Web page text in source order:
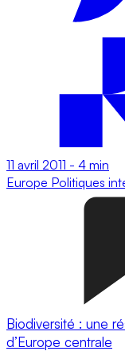
11 avril 2011 - 4 min
Europe Politiques
Biodiversité : une
d’Europe centrale